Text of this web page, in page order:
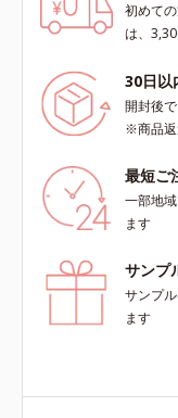
初めて
は、
30日以
開封後
※商品返
最短ご
一部地
ます
サンプ
サンプ
ます